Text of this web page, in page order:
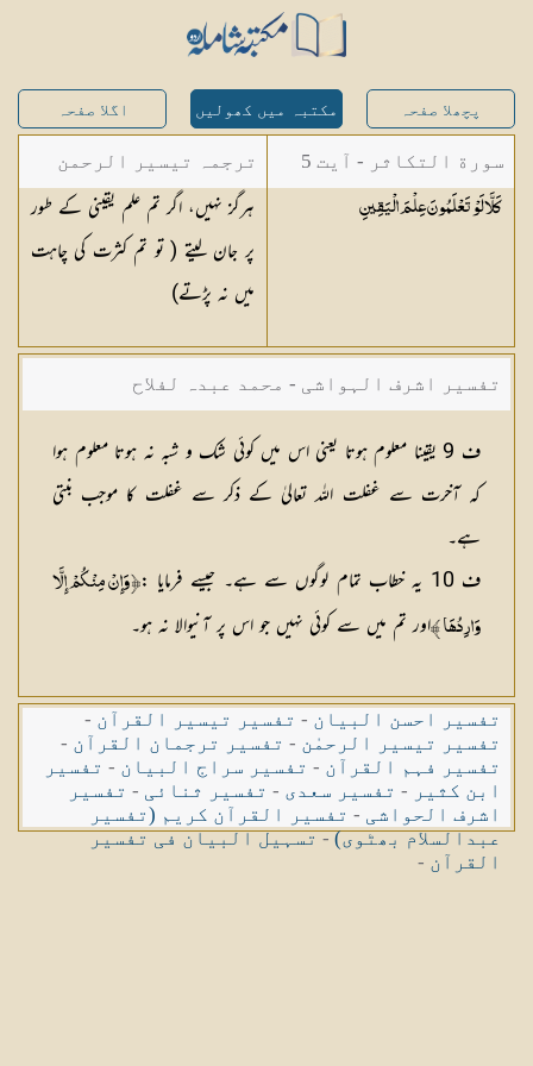
پچھلا صفحہ مکتبہ میں کھولیں اگلا صفحہ
سورة التکاثر - آیت 5
كَلَّا لَوْ تَعْلَمُونَ عِلْمَالْيَقِينِ
ترجمہ تیسیر الرحمن
لبیان القرآن - محمد
لقمان سلفی
ہرگز نہیں، اگر تم علم یقینی کے طور
پر جان لیتے ( تو تم کثرت کی چاہت
میں نہ پڑتے)
تفسیر اشرف الہواشی - محمد عبدہ لفلاح
ف 9 یقینا معلوم ہوتا یعنی اس میں کوئی شک و شبہ نہ ہوتا معلوم ہوا
کہ آخرت سے غفلت اللہ تعالیٰ کے ذکر سے غفلت کا موجب بنتی
ہے۔
ف 10 یہ خطاب تمام لوگوں سے ہے۔ جیسے فرمایا :
İوَإِنْ مِنْكُمْ إِلَّا
‌وَارِدُهَا Ĭ اور تم میں سے کوئی نہیں جو اس پر آنیوالا نہ ہو۔
تفسیر احسن البیان - تفسیر تیسیر القرآن -
تفسیر تیسیر الرحمٰن - تفسیر ترجمان القرآن -
تفسیر فہم القرآن - تفسیر سراج البیان - تفسیر
ابن کثیر - تفسیر سعدی - تفسیر ثنائی - تفسیر
اشرف الحواشی - تفسیر القرآن کریم (تفسیر
عبدالسلام بھٹوی)-تسہیل البیان فی تفسیر
القرآن -